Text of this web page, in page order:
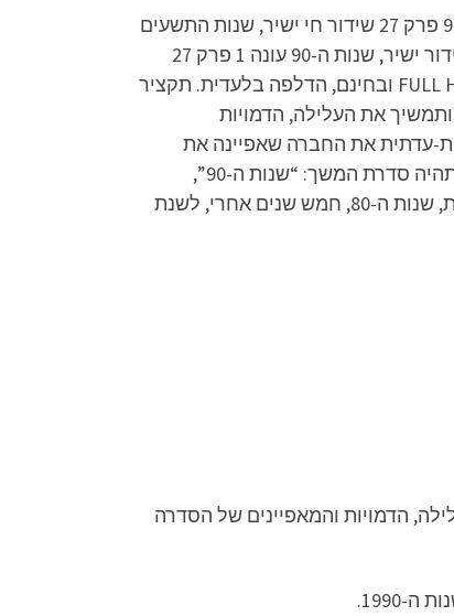
שנות ה-90 פרק 27 שידור חי, שנות ה-90 פרק 27 שידור ישיר, שנות ה90 פרק 27 לצפייה ישירה או להורדה, שנות ה90 פרק 27 שידור חי ישיר, שנות התשעים
פרק 27 לצפייה ישירה, שנות התשעים פרק 27 להורדה, שנות התשעים פרק 27 שידור חי, שנות התשעים פרק 27 שידור ישיר, שנות ה-90 עונה 1 פרק 27
לצפייה ישירה או להורדה, שנות התשעים עונה 1 פרק 27 לצפייה ישירה או להורדה – הפרק המלא באיכות FULL HD 1080p ובחינם, הדלפה בלעדית. תקציר
הסדרה: שנות ה-90 היא תוכנית טלוויזיה ישראלית עתידית מסוג קומדיית מצבים, הצפויה לעלות לשידור בערוץ 13 ותמשיך את העלילה, הדמויות
בצורה קומית-עדתית את החברה שאפיינה את
ישראל בשנות ה-1990. רקע כללי: בעקבות הצלחת הסדרה שנות ה-80, פרסם שלום אסייג, יוצר הסדרה, שלסדרה תהיה סדרת המשך: “שנות ה-90”,
שתמשיך את עלילות הדמויות בשנות ה-1990. הסדרה תעסוק במשפחת אסייג וממשיכת את עלילה הסדרה הקודמת, שנות ה-80, חמש שנים אחרי, לשנת
מצבים, שעלתה לשידור בערוץ רשת 13 וממשיכה את העלילה, הדמויות והמאפיינים של הסדרה
1990.